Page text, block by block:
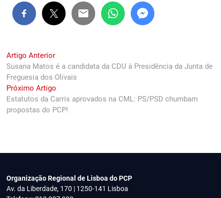
Navegação
de
artigos
Artigo AnteriorPrevious
post:
Susana Matos é a candidata da CDU à Presidência da Junta de
Freguesia dos Olivais
Próximo Artigo
post:
Estatutos da Carris aprovados na CML: PS/PSD chumbam
propostas do PCP!
Organização Regional de Lisboa do PCP
Av. da Liberdade, 170 | 1250-141 Lisboa